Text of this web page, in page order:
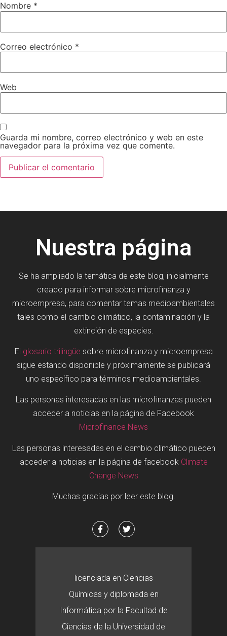
Nombre *
Correo electrónico *
Web
Guarda mi nombre, correo electrónico y web en este
navegador para la próxima vez que comente.
Nuestra página
Se ha ampliado la temática de este blog, inicialmente
creado para informar sobre microfinanza y
microempresa, para comentar temas medioambientales
tales como el cambio climático, la contaminación y la
extinción de especies.
El glosario trilingüe sobre microfinanza y microempresa
sigue estando disponible y próximamente se publicará
uno específico para términos medioambientales.
Las personas interesadas en las microfinanzas pueden
acceder a noticias en la página de Facebook
Microfinance News
Las personas interesadas en el cambio climático pueden
acceder a noticias en la página de facebook Climate
Change News
Muchas gracias por leer este blog.
licenciada en Ciencias
Químicas y diplomada en
Informática por la Facultad de
Ciencias de la Universidad de